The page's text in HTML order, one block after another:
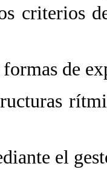
criterios
de
el